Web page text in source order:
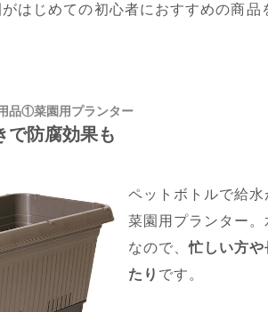
はじめての初心者におすすめの商品
品①菜園用プランター
で防腐効果も
ペットボトルで給
菜園用プランター
なので、忙しい方や
たり です。